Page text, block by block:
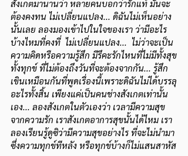
สังเกตมานานว่า หลายคนบอกว่ารักแท้ มันจะ
ต้องคงทน ไม่เปลี่ยนแปลง... ดิฉันไม่เห็นอย่าง
นั้นเลย ลองมองเข้าไปในใจของเรา ว่ามีอะไร
บ้างไหมที่คงที่  ไม่เปลี่ยนแปลง...  ไม่ว่าจะเป็น
ความคิดหรือความรู้สึก มีรึคะรักไหนที่ไม่มีทั้งสุข
ทั้งทุกข์ ที่ไม่ต้องถึงวันที่จะต้องจากกัน... รู้สึก
เขินเหมือนกันที่พูดเรื่องนี้เพราะดิฉันไม่ได้บรรลุ
อะไรทั้งสิ้น เพียงแค่เป็นคนช่างสังเกตเท่านั้น
เอง... ลองสังเกตในตัวเองว่า เวลามีความสุข
จากความรัก เราสังเกตอาการสุขนั้นได้ไหม เรา
ลองเรียนรู้ดูซิว่ามีความสุขอย่างไร ที่จะไม่นำมา
ซึ่งความทุกข์ทีหลัง หรือทุกข์บ้างก็ไม่แสนสาหัส